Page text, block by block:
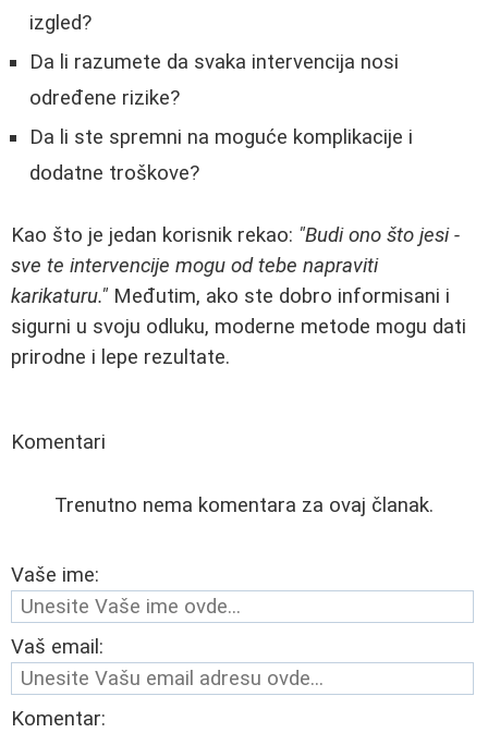
izgled?
Da li razumete da svaka intervencija nosi
određene rizike?
Da li ste spremni na moguće komplikacije i
dodatne troškove?
Kao što je jedan korisnik rekao: "Budi ono što jesi -
sve te intervencije mogu od tebe napraviti
karikaturu." Međutim, ako ste dobro informisani i
sigurni u svoju odluku, moderne metode mogu dati
prirodne i lepe rezultate.
Komentari
Trenutno nema komentara za ovaj članak.
Vaše ime:
Vaš email:
Komentar: